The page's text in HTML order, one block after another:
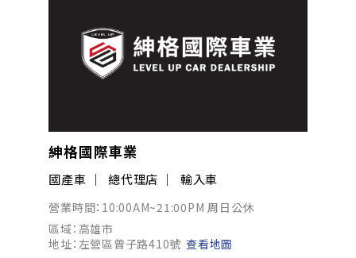
紳格國際車業
國產車 總代理店 輸入車
營業時間：10:00AM~21:00PM 周日公休
區域：高雄市
地址：左營區曾子路410號 查看地圖